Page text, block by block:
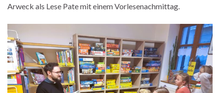
Arweck als Lese Pate mit einem Vorlesenachmittag.